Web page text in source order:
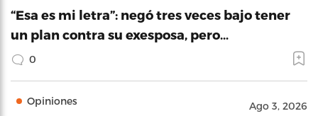
“Esa es mi letra”: negó tres veces bajo tener
un plan contra su exesposa, pero…
0
Opiniones Ago 3, 2026